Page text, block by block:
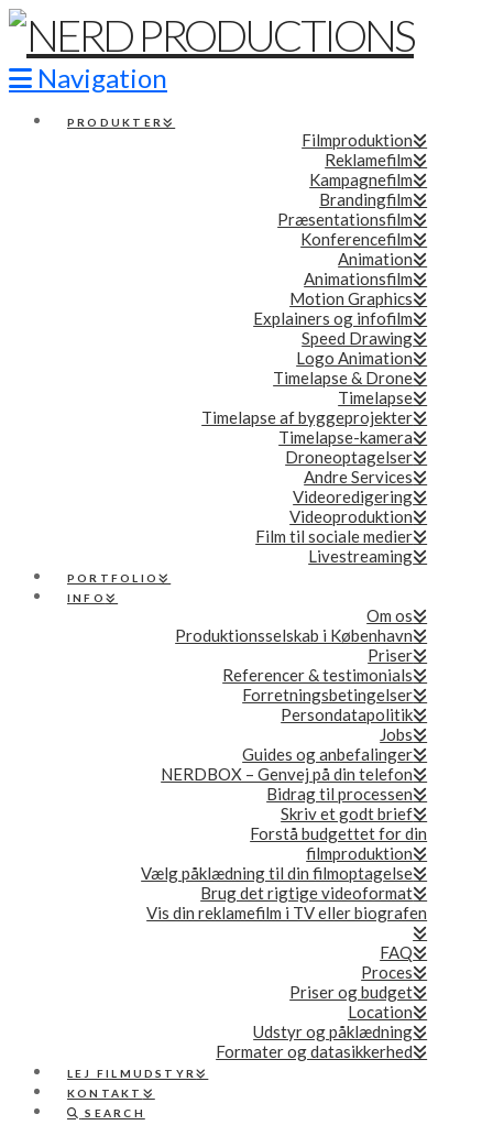
Navigation
PRODUKTER
Filmproduktion
Reklamefilm
Kampagnefilm
Brandingfilm
Præsentationsfilm
Konferencefilm
Animation
Animationsfilm
Motion Graphics
Explainers og infofilm
Speed Drawing
Logo Animation
Timelapse & Drone
Timelapse
Timelapse af byggeprojekter
Timelapse-kamera
Droneoptagelser
Andre Services
Videoredigering
Videoproduktion
Film til sociale medier
Livestreaming
PORTFOLIO
INFO
Om os
Produktionsselskab i København
Priser
Referencer & testimonials
Forretningsbetingelser
Persondatapolitik
Jobs
Guides og anbefalinger
NERDBOX – Genvej på din telefon
Bidrag til processen
Skriv et godt brief
Forstå budgettet for din
filmproduktion
Vælg påklædning til din filmoptagelse
Brug det rigtige videoformat
Vis din reklamefilm i TV eller biografen
FAQ
Proces
Priser og budget
Location
Udstyr og påklædning
Formater og datasikkerhed
LEJ FILMUDSTYR
KONTAKT
SEARCH